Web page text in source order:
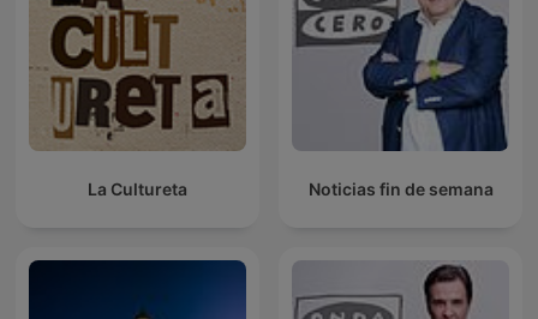
La Cultureta Noticias fin de semana